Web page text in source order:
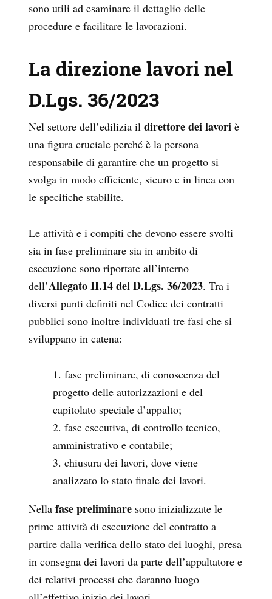
sono utili ad esaminare il dettaglio delle
procedure e facilitare le lavorazioni.
La direzione lavori nel
D.Lgs. 36/2023
Nel settore dell’edilizia il direttore dei lavori è
una figura cruciale perché è la persona
responsabile di garantire che un progetto si
svolga in modo efficiente, sicuro e in linea con
le specifiche stabilite.
Le attività e i compiti che devono essere svolti
sia in fase preliminare sia in ambito di
esecuzione sono riportate all’interno
dell’Allegato II.14 del D.Lgs. 36/2023. Tra i
diversi punti definiti nel Codice dei contratti
pubblici sono inoltre individuati tre fasi che si
sviluppano in catena:
fase preliminare, di conoscenza del
progetto delle autorizzazioni e del
capitolato speciale d’appalto;
fase esecutiva, di controllo tecnico,
amministrativo e contabile;
chiusura dei lavori, dove viene
analizzato lo stato finale dei lavori.
Nella fase preliminare sono inizializzate le
prime attività di esecuzione del contratto a
partire dalla verifica dello stato dei luoghi, presa
in consegna dei lavori da parte dell’appaltatore e
dei relativi processi che daranno luogo